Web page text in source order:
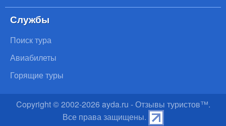
Службы
Поиск тура
Авиабилеты
Горящие туры
Copyright © 2002-2026 ayda.ru - Отзывы туристов™.
Все права защищены.